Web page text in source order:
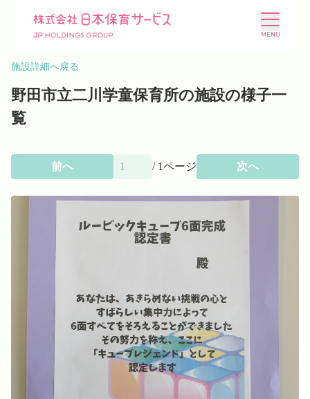
施設を探す 選ばれる理由
採用情報
Language
利用者の声
施設詳細へ戻る
野田市立二川学童保育所の施設の様子一
覧
前へ / 1ページ 次へ